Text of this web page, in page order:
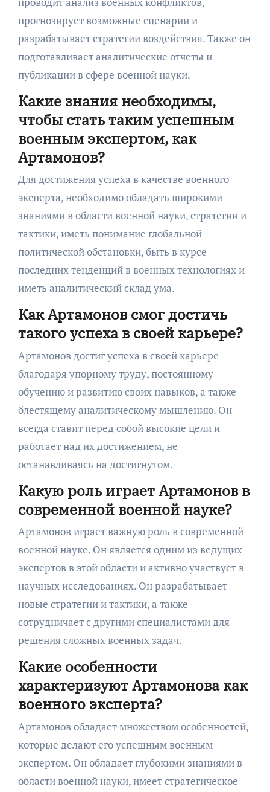
прогнозирует возможные сценарии и
разрабатывает стратегии воздействия. Также он
подготавливает аналитические отчеты и
публикации в сфере военной науки.
Какие знания необходимы,
чтобы стать таким успешным
военным экспертом, как
Артамонов?
Для достижения успеха в качестве военного
эксперта, необходимо обладать широкими
знаниями в области военной науки, стратегии и
тактики, иметь понимание глобальной
политической обстановки, быть в курсе
последних тенденций в военных технологиях и
иметь аналитический склад ума.
Как Артамонов смог достичь
такого успеха в своей карьере?
Артамонов достиг успеха в своей карьере
благодаря упорному труду, постоянному
обучению и развитию своих навыков, а также
блестящему аналитическому мышлению. Он
всегда ставит перед собой высокие цели и
работает над их достижением, не
останавливаясь на достигнутом.
Какую роль играет Артамонов в
современной военной науке?
Артамонов играет важную роль в современной
военной науке. Он является одним из ведущих
экспертов в этой области и активно участвует в
научных исследованиях. Он разрабатывает
новые стратегии и тактики, а также
сотрудничает с другими специалистами для
решения сложных военных задач.
Какие особенности
характеризуют Артамонова как
военного эксперта?
Артамонов обладает множеством особенностей,
которые делают его успешным военным
экспертом. Он обладает глубокими знаниями в
области военной науки, имеет стратегическое